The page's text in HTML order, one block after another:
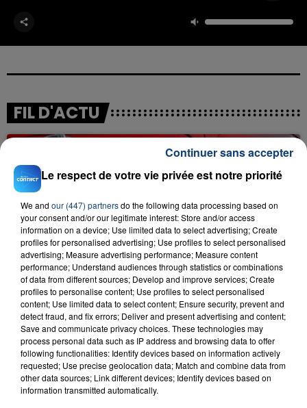
FIL D'ACTU
23 juillet 2026
INCENDIE MORTEL À LENS : UNE FEMME ET
SON BÉBÉ ENTRE LA VIE ET LA...
Un homme s'est immolé par le feu après avoir
aspergé sa compagne et leur bébé de trois mois
d'un liquide inflammable.
Le respect de votre vie privée est notre priorité
We and our (447) partnersdo the following data processing based on
your consent and/or our legitimate interest: Store and/or access
information on a device; Use limited data to select advertising; Create
profiles for personalised advertising; Use profiles to select personalised
advertising; Measure advertising performance; Measure content
performance; Understand audiences through statistics or combinations
of data from different sources; Develop and improve services; Create
profiles to personalise content; Use profiles to select personalised
content; Use limited data to select content; Ensure security, prevent and
detect fraud, and fix errors; Deliver and present advertising and content;
Save and communicate privacy choices. These technologies may
process personal data such as IP address and browsing data to offer
following functionalities: Identify devices based on information actively
requested; Use precise geolocation data; Match and combine data from
other data sources; Link different devices; Identify devices based on
information transmitted automatically.
Continuer sans accepter